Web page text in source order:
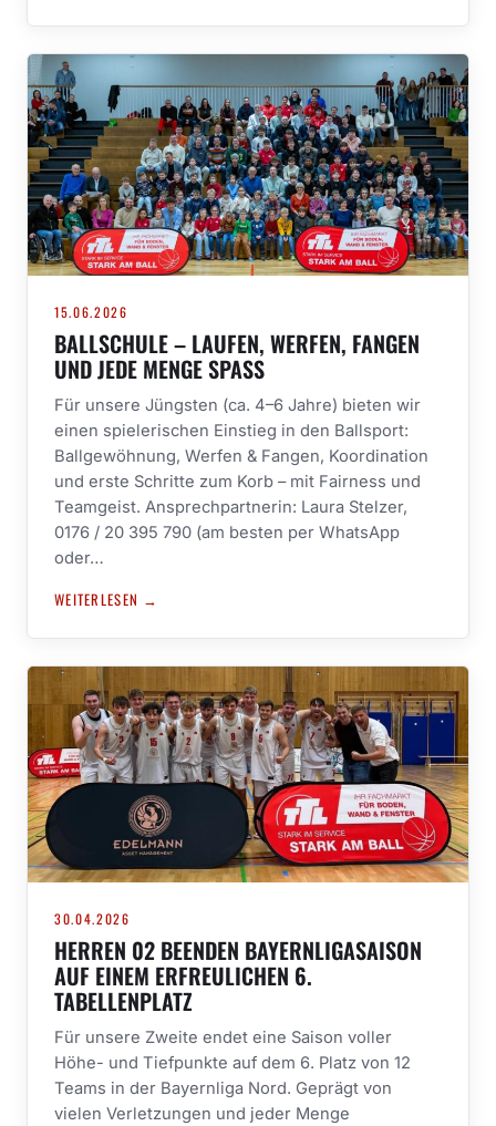
15.06.2026
BALLSCHULE – LAUFEN, WERFEN, FANGEN
UND JEDE MENGE SPASS
Für unsere Jüngsten (ca. 4–6 Jahre) bieten wir
einen spielerischen Einstieg in den Ballsport:
Ballgewöhnung, Werfen & Fangen, Koordination
und erste Schritte zum Korb – mit Fairness und
Teamgeist. Ansprechpartnerin: Laura Stelzer,
0176 / 20 395 790 (am besten per WhatsApp
oder…
WEITERLESEN →
30.04.2026
HERREN 02 BEENDEN BAYERNLIGASAISON
AUF EINEM ERFREULICHEN 6.
TABELLENPLATZ
Für unsere Zweite endet eine Saison voller
Höhe- und Tiefpunkte auf dem 6. Platz von 12
Teams in der Bayernliga Nord. Geprägt von
vielen Verletzungen und jeder Menge